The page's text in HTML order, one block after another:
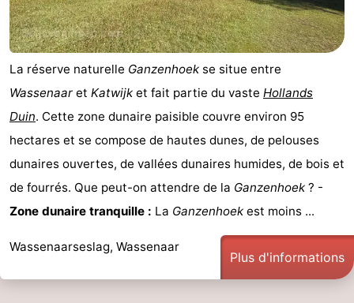
La réserve naturelle Ganzenhoek se situe entre
Wassenaar et Katwijk et fait partie du vaste Hollands
Duin. Cette zone dunaire paisible couvre environ 95
hectares et se compose de hautes dunes, de pelouses
dunaires ouvertes, de vallées dunaires humides, de bois et
de fourrés. Que peut-on attendre de la Ganzenhoek ? -
Zone dunaire tranquille : La Ganzenhoek est moins ...
Wassenaarseslag, Wassenaar
Plus d'informations